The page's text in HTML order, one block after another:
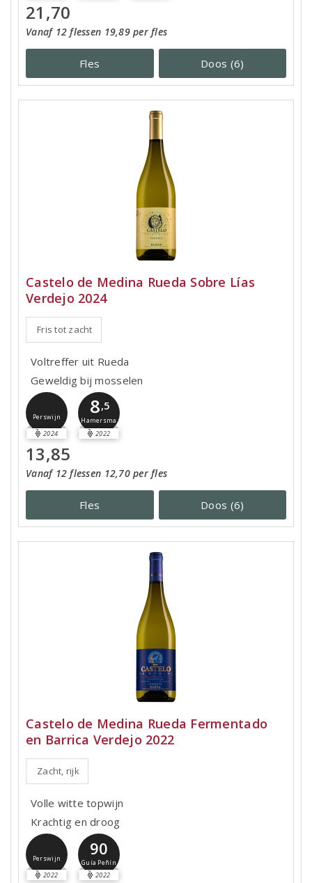
21,70
Vanaf 12 flessen 19,89 per fles
Fles Doos (6)
Castelo de Medina Rueda Sobre Lías
Verdejo 2024
Fris tot zacht
Voltreffer uit Rueda
Geweldig bij mosselen
Perswijn
2024
8,5
Hamersma
2022
13,85
Vanaf 12 flessen 12,70 per fles
Fles Doos (6)
Castelo de Medina Rueda Fermentado
en Barrica Verdejo 2022
Zacht, rijk
Volle witte topwijn
Krachtig en droog
Perswijn
2022
90
Guía Peñín
2022